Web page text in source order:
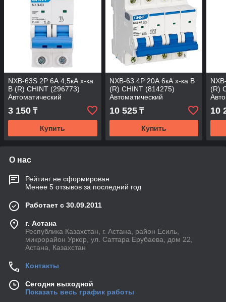
NXB-63S 2P 6А 4,5кА х-ка
B (R) CHINT (296773)
Автоматический
выключатель
3 150 ₸
Купить
NXB-63 4P 20А 6кА х-ка B
(R) CHINT (814275)
Автоматический
выключатель
10 525₸
Купить
(R)
10
О нас
Рейтинг не сформирован
Менее 5 отзывов за последний год
Работает с 30.09.2011
г. Астана
Республика Казахстан, г. Астана, район Есиль,
микрорайон Уркер, ул. Саттара Ерубаева, дом 22,
Астана, Казахстан
Контакты
Сегодня выходной
Показать весь график работы